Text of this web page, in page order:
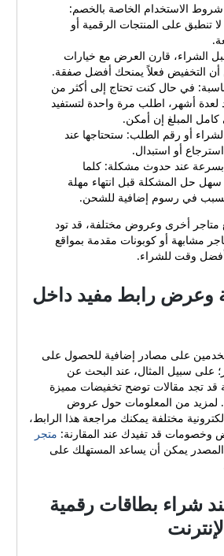
الاستخدام الخاصة بالخصم:
تنطبق على المنتجات الرقمية أو
الشراء، قارن العرض مع خيارات
أن التخفيض فعلاً يمنحك أفضل صفقة.
في حال كنت تحتاج إلى أكثر من
لعدة أشهر، اطلب مرة واحدة لتستفيد
المبلغ إن أمكن.
أو رقم الطلب: ستحتاجها عند
أو استبدال.
بسرعة عند حدوث مشكلة: كلما
حل المشكلة قبل انتهاء مهلة
في رسوم إضافية للشحن.
متاجر أخرى وعروض مختلفة، قد تود
مشابهة أو كوبونات مقدمة بمواقع
أفضل وقت للشراء.
وعرض رابط مفيد داخل
على مصادر إضافية للحصول على
على سبيل المثال، عند البحث عن
قد تجد مقالات توضح تخفيضات مميزة
لمزيد من المعلومات حول عروض
مختلفة يمكنك مراجعة هذا الرابط،
وخصومات قد تفيدك عند المقارنة: متجر
المصدر يمكن أن يساعد المستهلك على
شراء بطاقات رقمية